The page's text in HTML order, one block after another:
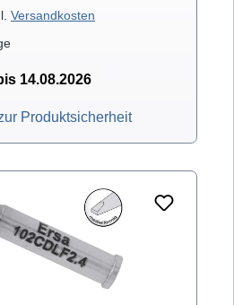
Versandkosten
14.08.2026
Produktsicherheit